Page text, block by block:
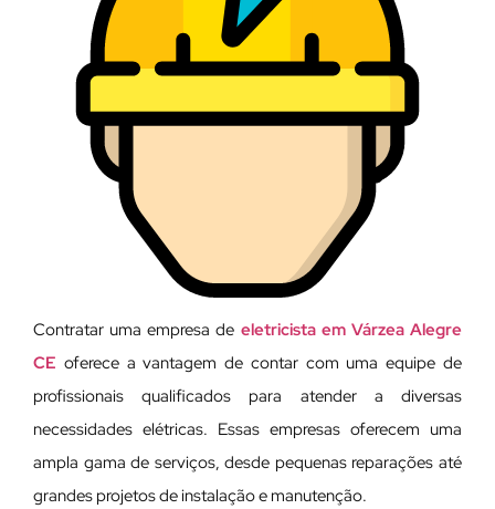
Contratar uma empresa de eletricista em Várzea Alegre
CE oferece a vantagem de contar com uma equipe de
profissionais qualificados para atender a diversas
necessidades elétricas. Essas empresas oferecem uma
ampla gama de serviços, desde pequenas reparações até
grandes projetos de instalação e manutenção.